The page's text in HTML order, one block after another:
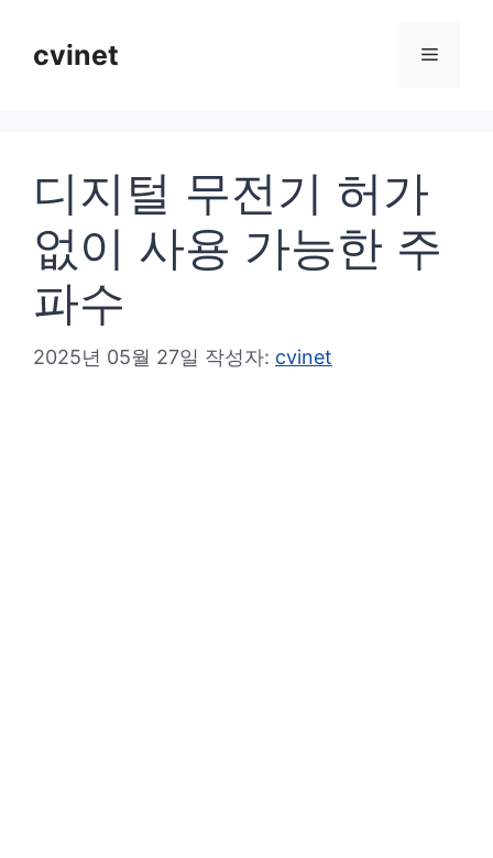
cvinet 메
디지털 무전기 허가
없이 사용 가능한 주
파수
2025년 05월 27일 작성자: cvinet